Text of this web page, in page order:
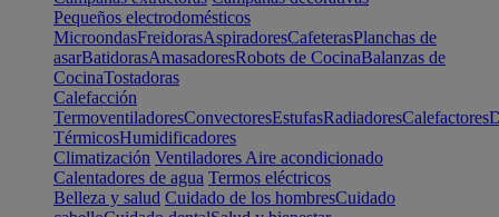
Pequeños electrodomésticos
MicroondasFreidorasAspiradoresCafeterasPlanchas de
asarBatidorasAmasadoresRobots de CocinaBalanzas de
CocinaTostadoras
Calefacción
TermoventiladoresConvectoresEstufasRadiadoresCalefactores
TérmicosHumidificadores
Climatización Ventiladores Aire acondicionado
Calentadores de agua Termos eléctricos
Belleza y salud Cuidado de los hombresCuidado